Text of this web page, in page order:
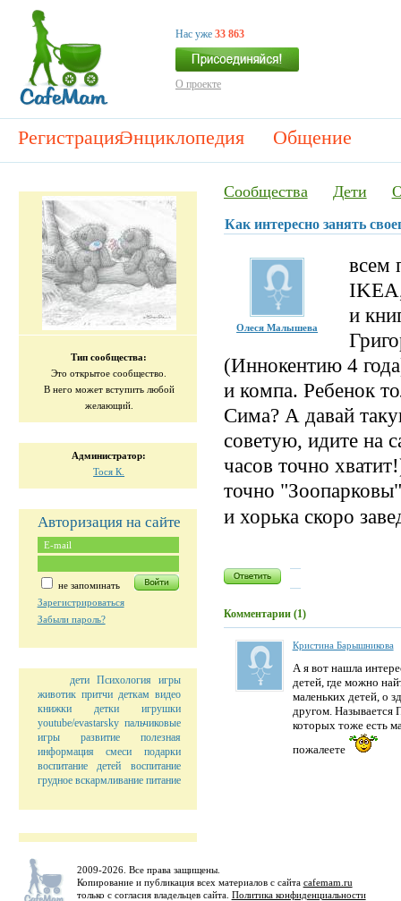
Нас уже 33 863
О проекте
РегистрацияЭнциклопедия Общение
Тип сообщества:
Это открытое сообщество.
В него может вступить любой
желающий.
Администратор:
Тоcя К.
Авторизация на сайте
не запоминать
Зарегистрироваться
Забыли пароль?
дети Психология
игры
животик притчи деткам видео
книжки
детки
игрушки
youtube/evastarsky пальчиковые
игры
развитие
полезная
информация
смеси
подарки
воспитание детей
воспитание
грудное вскармливание питание
Сообщества Дети
Как интересно занять
Олеся Малышева
всем
и
(Иннокентию 4
и компа. Ребенок
Сима? А давай
советую, идите на
часов точно
точно
и хорька скоро
Комментарии (1)
Кристина Барышникова
А я вот нашла
детей, где можно
маленьких детей, о
другом. Называется
которых тоже есть
пожалеете
2009-2026. Все права защищены.
Копирование и публикация всех материалов с сайта cafemam.ru
только с согласия владельцев сайта. Политика конфиденциальности